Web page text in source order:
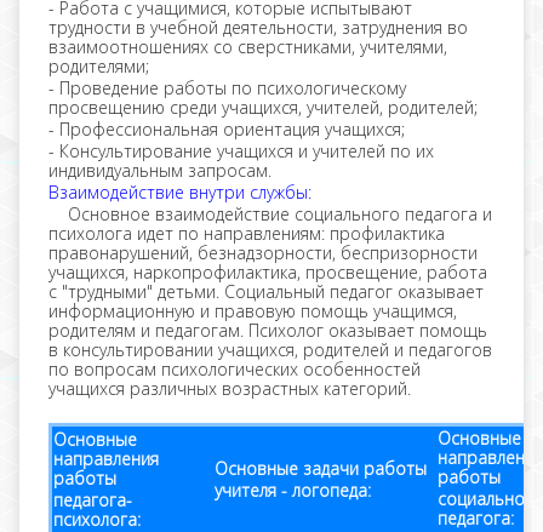
- Работа с учащимися, которые испытывают
трудности в учебной деятельности, затруднения во
взаимоотношениях со сверстниками, учителями,
родителями;
- Проведение работы по психологическому
просвещению среди учащихся, учителей, родителей;
- Профессиональная ориентация учащихся;
- Консультирование учащихся и учителей по их
индивидуальным запросам.
Взаимодействие внутри службы:
Основное взаимодействие социального педагога и
психолога идет по направлениям: профилактика
правонарушений, безнадзорности, беспризорности
учащихся, наркопрофилактика, просвещение, работа
с "трудными" детьми. Социальный педагог оказывает
информационную и правовую помощь учащимся,
родителям и педагогам. Психолог оказывает помощь
в консультировании учащихся, родителей и педагогов
по вопросам психологических особенностей
учащихся различных возрастных категорий.
Основные
направления
работы
педагога-
психолога:
Основные задачи работы
учителя - логопеда:
Основные
направления
работы
социального
педагога: